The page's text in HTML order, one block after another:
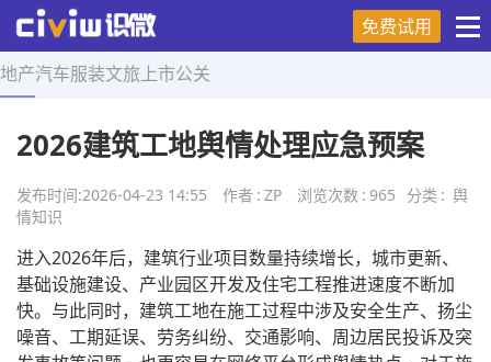
免费试用
地产汽车服装文旅 上市公关
首页 > 舆情知识 > 正文
2026建筑工地舆情处理应急预案
发布时间:2026-04-23 14:55 作者 : ZP 浏览次数 : 965 分类 : 舆
情知识
进入2026年后，建筑行业项目数量持续增长，城市更新、
基础设施建设、产业园区开发及住宅工程推进速度不断加
快。与此同时，建筑工地在施工过程中涉及安全生产、扬尘
噪音、工期延误、劳务纠纷、交通影响、周边居民投诉及突